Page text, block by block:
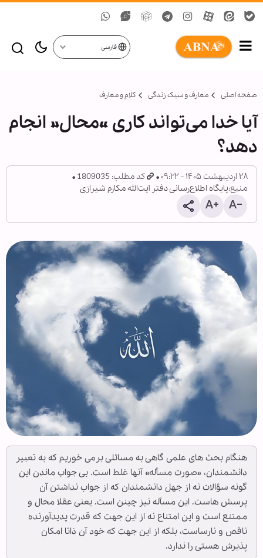
فارسی
صفحه اصلی معارف و سبک زندگی کلام و معارف
آیا خدا می‌تواند کاری «محال» انجام
دهد؟
۲۸ اردیبهشت ۱۴۰۵ - ۰۹:۲۲
کد مطلب: 1809035
منبع:پایگاه اطلاع‌رسانی دفتر آیت‌الله مکارم شیرازی
هنگام بحث های علمی گاهی به مسائلی برمی خوریم که به تعبیر
دانشمندان، «صورت مسأله» آنها غلط است. بی جواب ماندن این
گونه سؤالات نه از جهل دانشمندان که از جواب نداشتن آن
پرسش هاست. این مسأله نیز چینن است. یعنی عقلا محال و
ممتنع‌ است و این امتناع نه از این جهت که قدرت پدیدآورنده
ناقص و نارساست، بلکه از این جهت که خود آن ذاتا امکان
پذیرش هستی را ندارد.